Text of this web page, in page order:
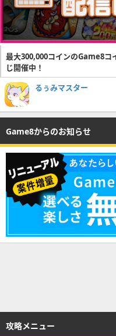
最大300,000コインのGame8コ
じ開催中！
るぅみマスター
Game8からのお知らせ
攻略メニュー